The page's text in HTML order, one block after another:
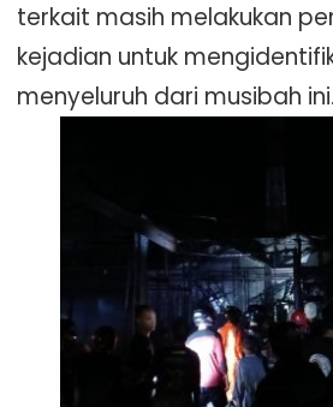
terkait masih melakukan
kejadian untuk
menyeluruh dari musibah